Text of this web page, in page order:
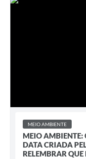
MEIO AMBIENTE
MEIO
DATA CRIADA
RELEMBRAR